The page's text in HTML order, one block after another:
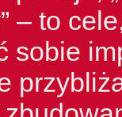
– to
sobie